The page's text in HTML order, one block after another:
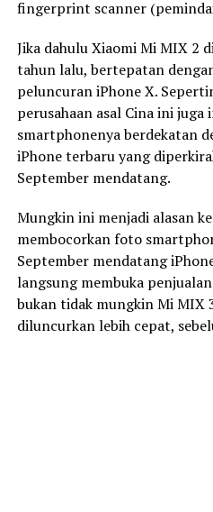
fingerprint scanner
Jika dahulu Xiaomi Mi MIX 2
tahun lalu, bertepatan
peluncuran iPhone X.
perusahaan asal Cina ini
smartphonenya berdekatan
iPhone terbaru yang
September mendatang.
Mungkin ini menjadi alasan
membocorkan foto
September mendatang
langsung membuka
bukan tidak mungkin Mi MIX
diluncurkan lebih cepat,